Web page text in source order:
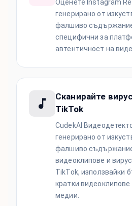
Оценете Instagram
генерирано от
фалшиво
специфични за
автентичност на
Сканирайте
TikTok
CudekAI
генерирано от
фалшиво
видеоклипове и
TikTok, използвайки
кратки
медии.